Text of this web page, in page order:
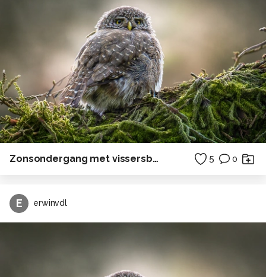
Zonsondergang met vissersboot 5 0
E erwinvdl